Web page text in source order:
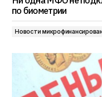
по биометрии
Новости